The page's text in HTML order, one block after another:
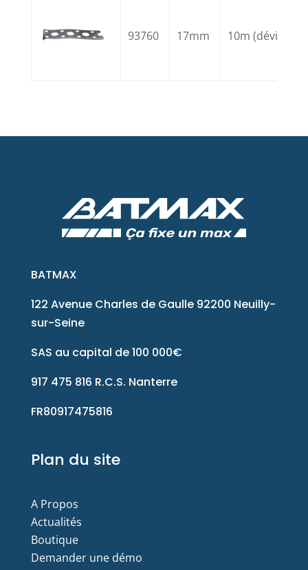
93760 17mm 10m (dévidoir)
BATMAX
122 Avenue Charles de Gaulle 92200 Neuilly-
sur-Seine
SAS au capital de 100 000€
917 475 816 R.C.S. Nanterre
FR80917475816
Plan du site
A Propos
Actualités
Boutique
Demander une démo